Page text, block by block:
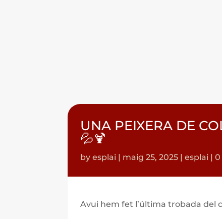
UNA PEIXERA DE
💦🍹
byesplai | maig 25, 2025 |esplai |
Avui hem fet l’última trobada del